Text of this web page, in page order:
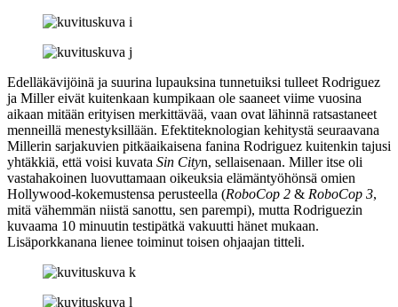
Edelläkävijöinä ja suurina lupauksina tunnetuiksi tulleet Rodriguez
ja Miller eivät kuitenkaan kumpikaan ole saaneet viime vuosina
aikaan mitään erityisen merkittävää, vaan ovat lähinnä ratsastaneet
menneillä menestyksillään. Efektiteknologian kehitystä seuraavana
Millerin sarjakuvien pitkäaikaisena fanina Rodriguez kuitenkin tajusi
yhtäkkiä, että voisi kuvata Sin Cityn, sellaisenaan. Miller itse oli
vastahakoinen luovuttamaan oikeuksia elämäntyöhönsä omien
Hollywood-kokemustensa perusteella (RoboCop 2 & RoboCop 3,
mitä vähemmän niistä sanottu, sen parempi), mutta Rodriguezin
kuvaama 10 minuutin testipätkä vakuutti hänet mukaan.
Lisäporkkanana lienee toiminut toisen ohjaajan titteli.